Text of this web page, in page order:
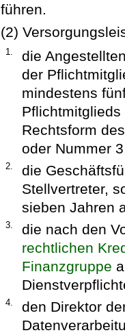
führen.
(2)
1.
die
der
mindestens
Rechtsform
oder Nummer
2.
die
Stellvertreter,
sieben Jahren
3.
die nach den
rechtlichen
Finanzgruppe
4.
den Direktor